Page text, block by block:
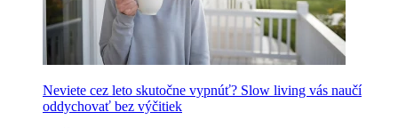
Neviete cez leto skutočne vypnúť? Slow living vás naučí
oddychovať bez výčitiek